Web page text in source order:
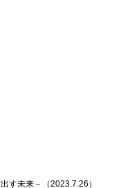
す未来－（2023.7.26）